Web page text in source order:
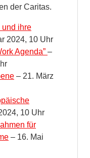
der Caritas.
und ihre
2024, 10 Uhr
Agenda” –
– 21. März
10 Uhr
für
– 16. Mai